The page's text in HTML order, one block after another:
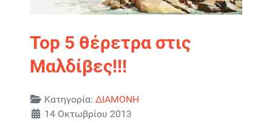
Top 5 θέρετρα στις
Μαλδίβες!!!
Λεπτομέρειες
Κατηγορία: ΔΙΑΜΟΝΗ
14 Οκτωβρίου 2013